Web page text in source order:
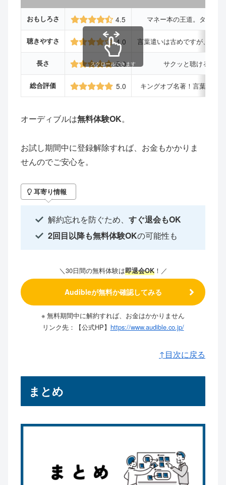
おもしろさ 4.5 マネー本の王道。タメに
聴きやすさ 4.0 言葉遣いは古めですが、語り
長さ 5.0 サクッと聴けるボリ
総合評価 5.0 キングオブ名著！言葉1つ1
スクロールできます
オーディブルは無料体験OK。
お試し期間中に登録解除すれば、お金もかかりま
せんのでご安心を。
耳寄り情報
解約忘れを防ぐため、すぐ退会もOK
2回目以降も無料体験OKの可能性も
＼30日間の無料体験は即退会OK！／
Audibleが無料か確認してみる
※ 無料期間中に解約すれば、お金はかかりません
リンク先：【公式HP】 https://www.audible.co.jp/
↑目次に戻る
まとめ